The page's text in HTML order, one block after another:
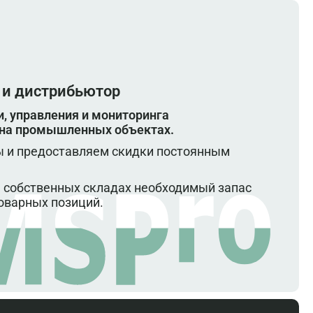
дистрибьютор
управления и мониторинга
на промышленных объектах.
предоставляем скидки постоянным
складах необходимый запас
позиций.